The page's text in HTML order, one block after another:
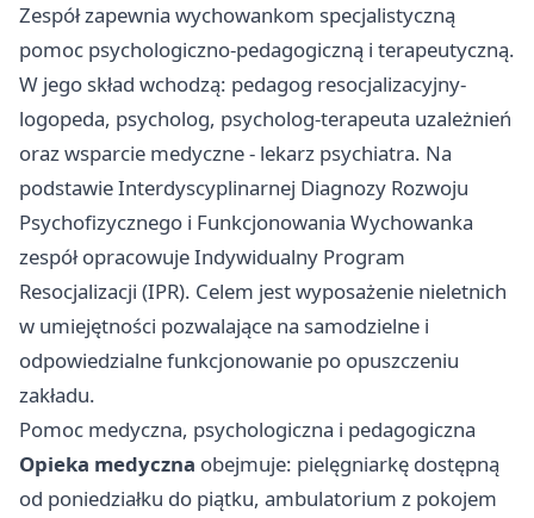
Zespół zapewnia wychowankom specjalistyczną
pomoc psychologiczno-pedagogiczną i terapeutyczną.
W jego skład wchodzą: pedagog resocjalizacyjny-
logopeda, psycholog, psycholog-terapeuta uzależnień
oraz wsparcie medyczne - lekarz psychiatra. Na
podstawie Interdyscyplinarnej Diagnozy Rozwoju
Psychofizycznego i Funkcjonowania Wychowanka
zespół opracowuje Indywidualny Program
Resocjalizacji (IPR). Celem jest wyposażenie nieletnich
w umiejętności pozwalające na samodzielne i
odpowiedzialne funkcjonowanie po opuszczeniu
zakładu.
Pomoc medyczna, psychologiczna i pedagogiczna
Opieka medyczna obejmuje: pielęgniarkę dostępną
od poniedziałku do piątku, ambulatorium z pokojem